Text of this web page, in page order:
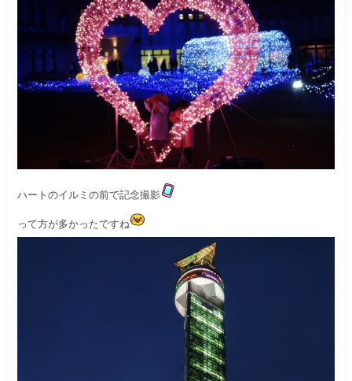
ハートのイルミの前で記念撮影
って方が多かったですね